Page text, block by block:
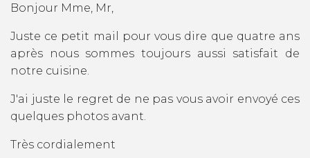
Bonjour Mme, Mr,
Juste ce petit mail pour vous dire que quatre ans
après nous sommes toujours aussi satisfait de
notre cuisine.
J'ai juste le regret de ne pas vous avoir envoyé ces
quelques photos avant.
Très cordialement